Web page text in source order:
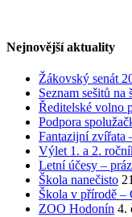
Nejnovější aktuality
Žákovský senát
Seznam sešitů
Ředitelské volno
Podpora
Fantazijní zvířata
Výlet 1. a 2.
Letní účesy –
Škola nanečisto
Škola v přírodě –
ZOO Hodonín 4.